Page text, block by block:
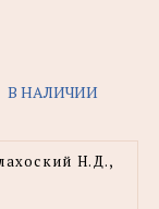
В НАЛИЧИИ
Н.Д.,